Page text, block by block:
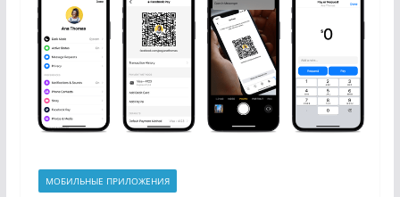
МОБИЛЬНЫЕ ПРИЛОЖЕНИЯ